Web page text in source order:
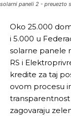
solarni paneli 2 - preuezto
Oko 25.000
i 5.000 u
solarne panele
RS i
kredite za taj
ovom procesu
zagovaraju